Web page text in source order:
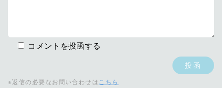
コメントを投函する
※返信の必要なお問い合わせは こちら